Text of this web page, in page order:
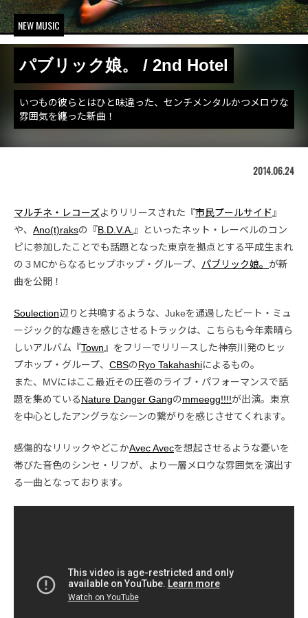
NEW MUSIC
パブリック娘。 / 2nd Hotel
いつもの彼らとはひと味違った、センチメンタルかつメロウな
雰囲気を纏った新曲！
2014.06.24
マルチネ・レコーズよりリリースされた『市民プールサイド 』
や、 Ano(t)raksの『B​.​D​.​V​.​A. 』といったネット・レーベルのコン
ピに参加したことでも話題となった東京を拠点とする平成生まれ
の３MCからなるヒップホップ・グループ、 パブリック娘。 が新
曲を公開！
Soulection辺りと共鳴するような、Jukeを通過したビート・ミュ
ージック的な趣きを感じさせるトラックは、こちらも今年素晴ら
しいアルバム『Town 』をフリーでリリースした神奈川発のヒッ
プホップ・グループ、 CBSのRyo Takahashiによるもの。
また、MVにはここ最近その圧巻のライブ・パフォーマンスで話
題を集めているNature Danger Gangのmmeegg!!!!が出演。東京
を中心としたアングラなシーンの繋がりを感じさせてくれます。
感傷的なリリックやどこかAvec Avecを想起させるような憂いを
帯びた音色のシンセ・リフが、より一層メロウな雰囲気を演出す
る一曲となっております。